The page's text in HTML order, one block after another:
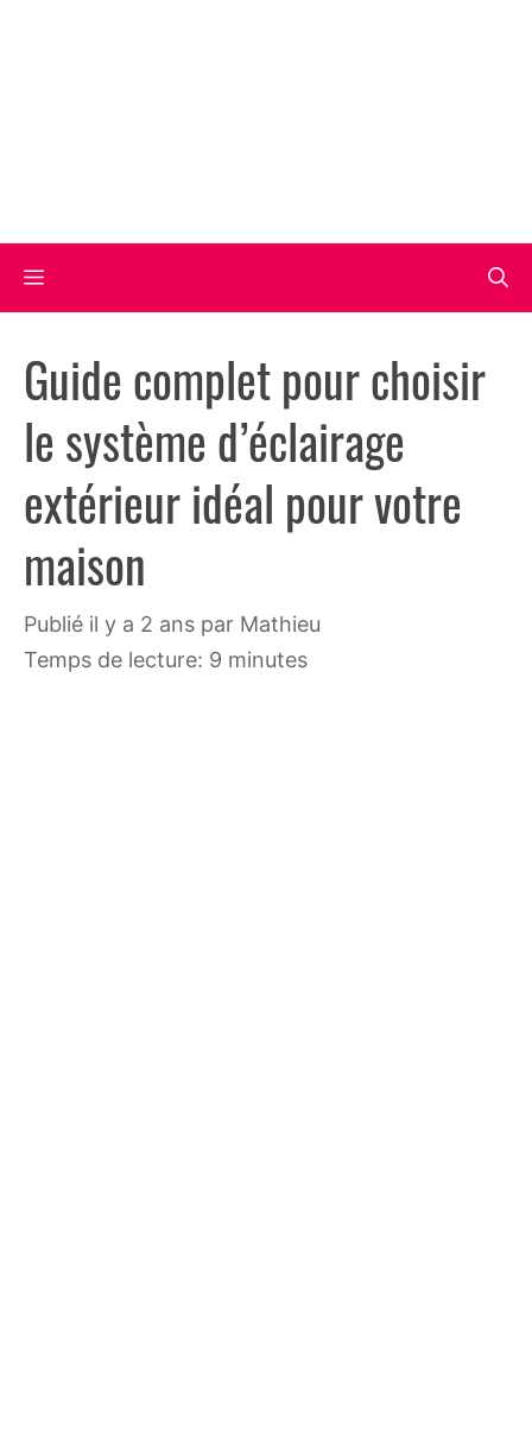
Menu
Guide complet pour choisir
le système d’éclairage
extérieur idéal pour votre
maison
publié il y a 2 ans par Mathieu
Temps de lecture: 9 minutes